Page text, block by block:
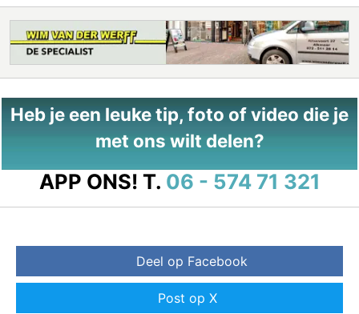
Heb je een leuke tip, foto of video die je
met ons wilt delen?
APP ONS! T. 06 - 574 71 321
Deel op Facebook
Post op X